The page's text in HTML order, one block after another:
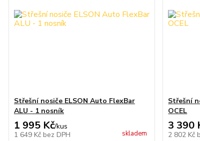
Střešní nosiče ELSON Auto FlexBar
ALU - 1 nosník
1 995 Kč/kus
1 649 Kč bez DPH skladem
Střešní
OCEL
3 390
2 802 Kč